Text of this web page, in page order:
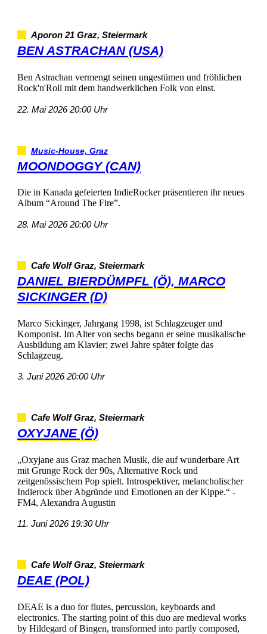
Aporon21Graz,Steiermark
BENASTRACHAN(USA)
BenAstrachanvermengtseinenungestümenundfröhlichen
Rock'n'RollmitdemhandwerklichenFolkvoneinst.
22.Mai202620:00Uhr
Music-House,Graz
MOONDOGGY(CAN)
DieinKanadagefeiertenIndieRockerpräsentierenihrneues
Album“AroundTheFire”.
28.Mai202620:00Uhr
CafeWolfGraz,Steiermark
DANIELBIERDÜMPFL(Ö),MARCO
SICKINGER(D)
MarcoSickinger,Jahrgang1998,istSchlagzeugerund
Komponist.ImAltervonsechsbegannerseinemusikalische
AusbildungamKlavier;zweiJahrespäterfolgtedas
Schlagzeug.
3.Juni202620:00Uhr
CafeWolfGraz,Steiermark
OXYJANE(Ö)
„OxyjaneausGrazmachenMusik,dieaufwunderbareArt
mitGrungeRockder90s,AlternativeRockund
zeitgenössischemPopspielt.Introspektiver,melancholischer
IndierocküberAbgründeundEmotionenanderKippe.“-
FM4,AlexandraAugustin
11.Juni202619:30Uhr
CafeWolfGraz,Steiermark
DEAE(POL)
DEAEisaduoforflutes,percussion,keyboardsand
electronics.Thestartingpointofthisduoaremedievalworks
byHildegardofBingen,transformedintopartlycomposed,